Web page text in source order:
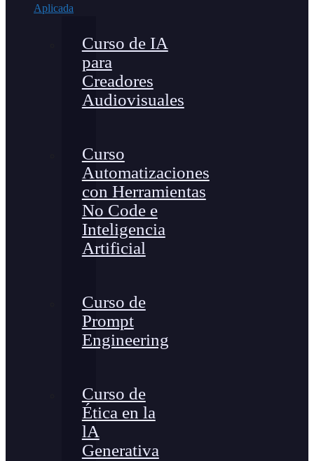
Aplicada
Curso de IA
para
Creadores
Audiovisuales
Curso
Automatizaciones
con Herramientas
No Code e
Inteligencia
Artificial
Curso de
Prompt
Engineering
Curso de
Ética en la
lA
Generativa